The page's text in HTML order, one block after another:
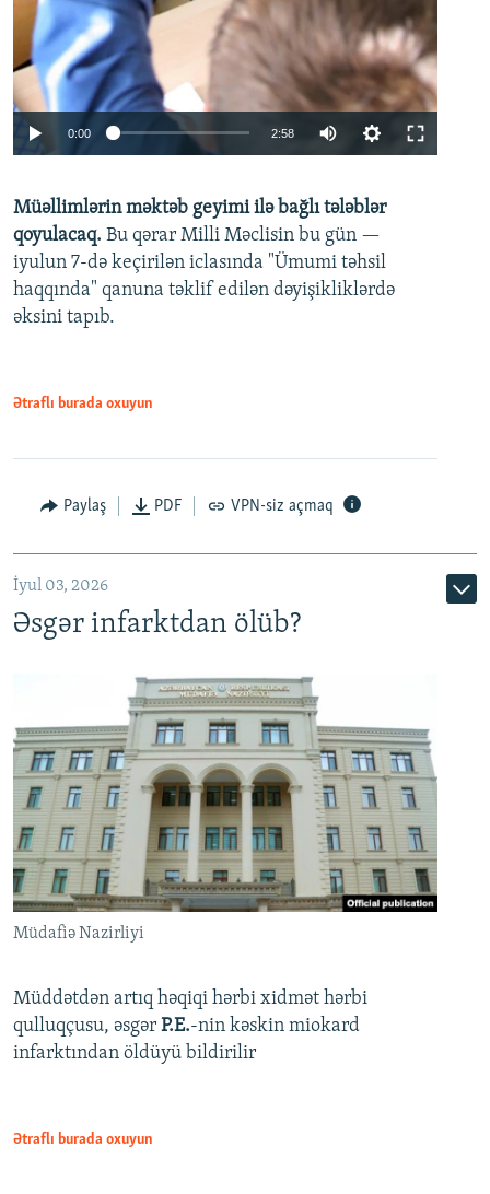
Auto 240p 360p 480p
720p 1080p
0:00 2:58
360p
480p
720p
Müəllimlərin məktəb geyimi ilə bağlı tələblər
qoyulacaq. Bu qərar Milli Məclisin bu gün —
iyulun 7-də keçirilən iclasında "Ümumi təhsil
haqqında" qanuna təklif edilən dəyişikliklərdə
əksini tapıb.
Ətraflı burada oxuyun
Paylaş PDF VPN-siz açmaq
İyul 03, 2026
Əsgər infarktdan ölüb?
Müdafiə Nazirliyi
Müddətdən artıq həqiqi hərbi xidmət hərbi
qulluqçusu, əsgər P.E.-nin kəskin miokard
infarktından öldüyü bildirilir
Ətraflı burada oxuyun